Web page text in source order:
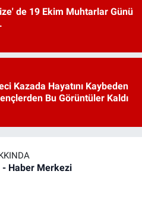
de 19 Ekim Muhtarlar Günü
Kazada Hayatını Kaybeden
Bu Görüntüler Kaldı
- Haber Merkezi